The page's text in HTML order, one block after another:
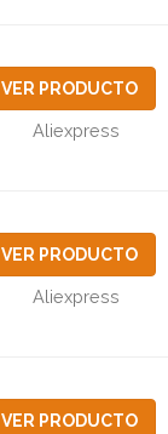
VER PRODUCTO
Aliexpress
VER PRODUCTO
Aliexpress
VER PRODUCTO